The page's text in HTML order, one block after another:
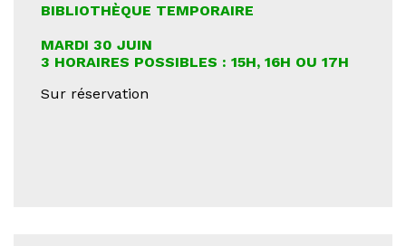
BIBLIOTHÈQUE TEMPORAIRE
MARDI 30 JUIN
3 HORAIRES POSSIBLES : 15H, 16H OU 17H
Sur réservation